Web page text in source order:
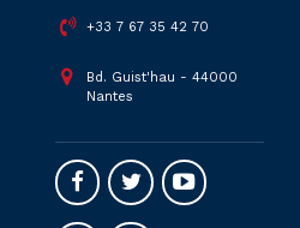
+33 7 67 35 42 70
Bd. Guist'hau - 44000
Nantes